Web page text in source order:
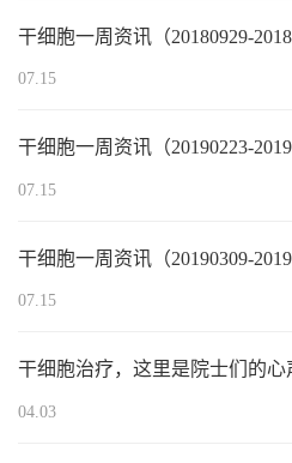
干细胞一周资讯（20180929-
07.15
干细胞一周资讯（20190223-
07.15
干细胞一周资讯（20190309-
07.15
干细胞治疗，这里是院士们的心
04.03